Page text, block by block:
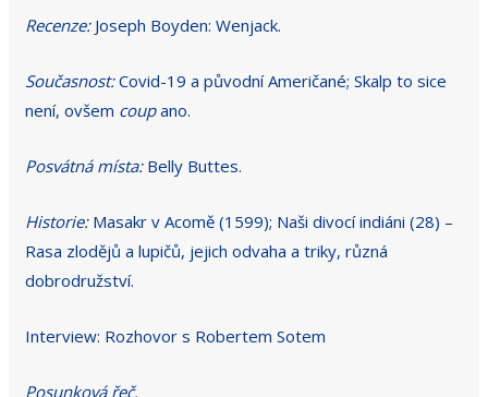
Recenze:Joseph Boyden: Wenjack.
Současnost:Covid-19 a původní Američané; Skalp to sice
není, ovšem coupano.
Posvátná místa:Belly Buttes.
Historie:Masakr v Acomě (1599); Naši divocí indiáni (28) –
Rasa zlodějů a lupičů, jejich odvaha a triky, různá
dobrodružství.
Interview: Rozhovor s Robertem Sotem
Posunková řeč.